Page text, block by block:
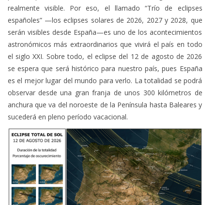
serán visibles desde España—es uno de los acontecimientos
astronómicos más extraordinarios que vivirá el país en todo
el siglo XXI. Sobre todo, el eclipse del 12 de agosto de 2026
se espera que será histórico para nuestro país, pues España
es el mejor lugar del mundo para verlo. La totalidad se podrá
observar desde una gran franja de unos 300 kilómetros de
anchura que va del noroeste de la Península hasta Baleares y
sucederá en pleno período vacacional.